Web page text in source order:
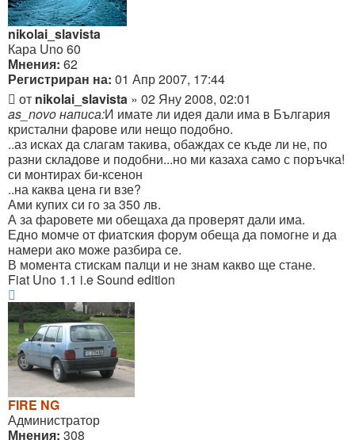
nikolai_slavista
Кара Uno 60
Мнения: 62
Регистриран на: 01 Апр 2007, 17:44
Мнение
от nikolai_slavista » 02 Яну 2008, 02:01
as_novo написа:И имате ли идея дали има в България
кристални фарове или нещо подобно.
..аз исках да слагам такива, обаждах се къде ли не, по
разни складове и подобни...но ми казаха само с поръчка!
си монтирах би-ксенон
..на каква цена ги взе?
Ами купих си го за 350 лв.
А за фаровете ми обещаха да проверят дали има.
Едно момче от фиатския форум обеща да помогне и да
намери ако може разбира се.
В момента стискам палци и не знам какво ще стане.
Fiat Uno 1.1 i.e Sound edition
се
в
началото
FIRE NG
Администратор
Мнения: 308